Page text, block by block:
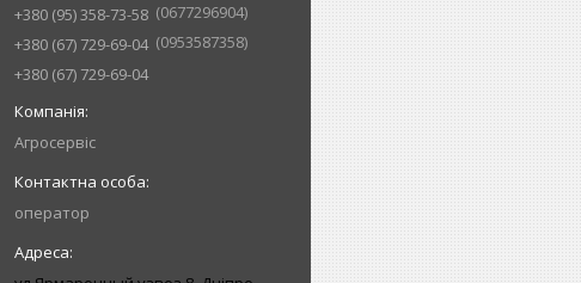
+380 (95) 358-73-58
0677296904
+380 (67) 729-69-04
0953587358
+380 (67) 729-69-04
Агросервіс
оператор